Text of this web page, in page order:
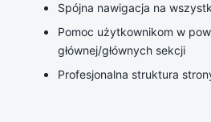
Spójna nawigacja na
Pomoc użytkownikom w
głównej/głównych sekcji
Profesjonalna struktura